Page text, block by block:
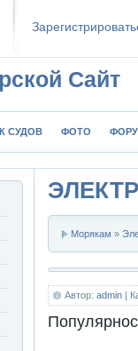
Сайт
СУДОВ ФОТО
Морякам »
Автор:admin |